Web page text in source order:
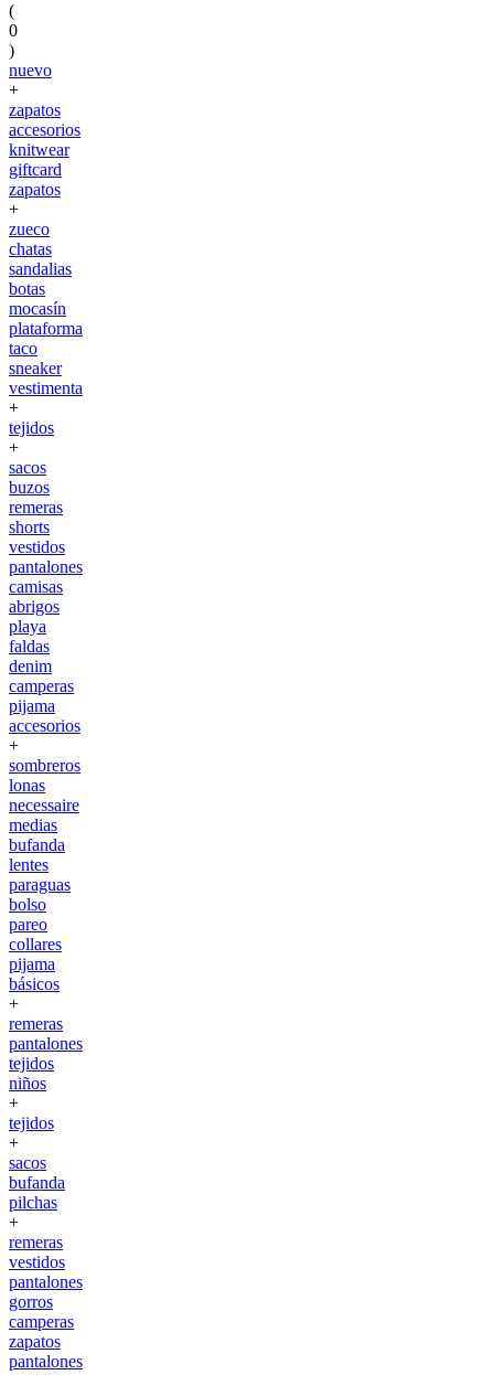
(
0
)
nuevo
+
zapatos
accesorios
knitwear
giftcard
zapatos
+
zueco
chatas
sandalias
botas
mocasín
plataforma
taco
sneaker
vestimenta
+
tejidos
+
sacos
buzos
remeras
shorts
vestidos
pantalones
camisas
abrigos
playa
faldas
denim
camperas
pijama
accesorios
+
sombreros
lonas
necessaire
medias
bufanda
lentes
paraguas
bolso
pareo
collares
pijama
básicos
+
remeras
pantalones
tejidos
niños
+
tejidos
+
sacos
bufanda
pilchas
+
remeras
vestidos
pantalones
gorros
camperas
zapatos
pantalones